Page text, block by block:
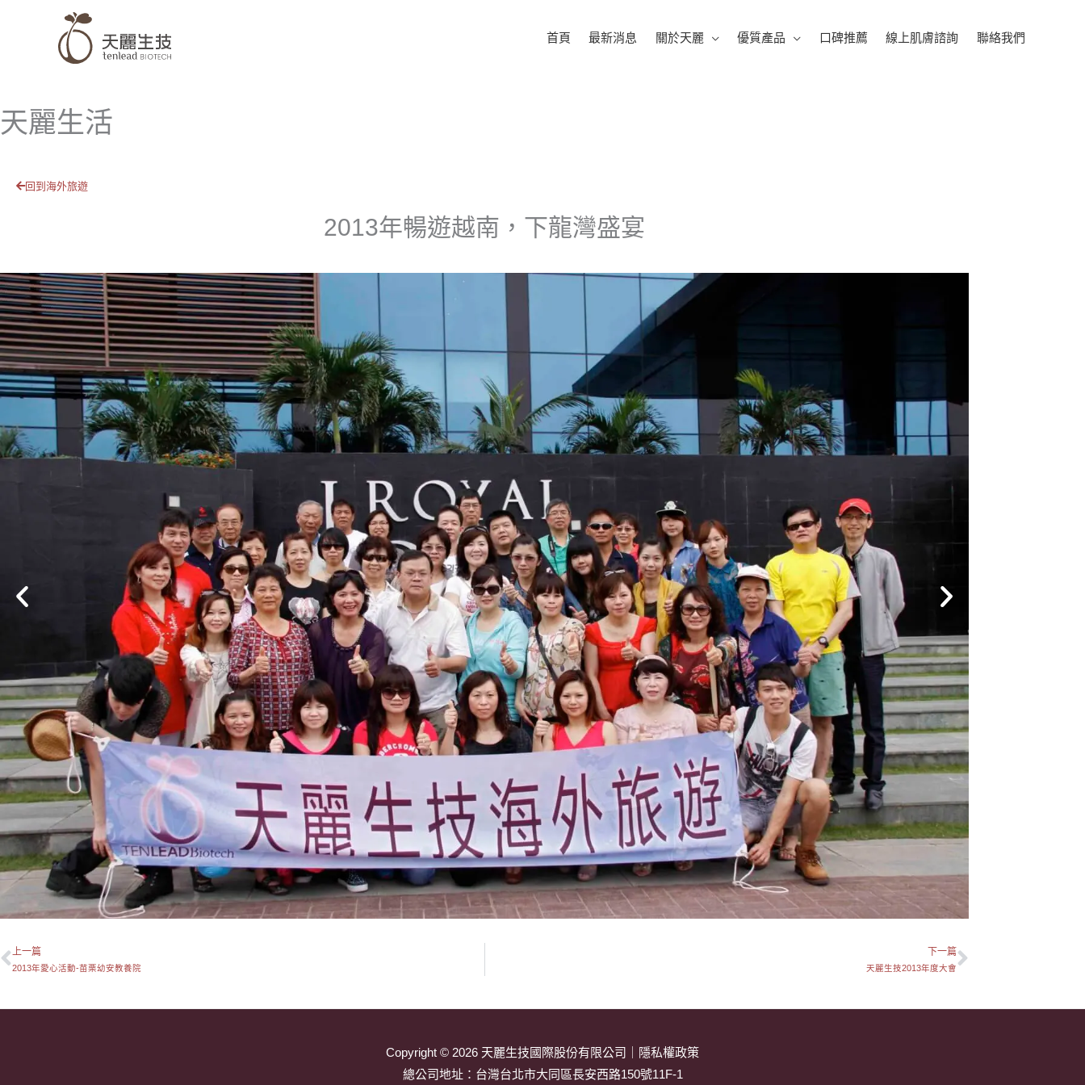
容
首頁 最新消息 關於天麗 優質產品 口碑推薦 線上肌膚諮詢 聯絡我們
天麗生活
回到海外旅遊
2013年暢遊越南，下龍灣盛宴
上一頁
上一篇
2013年愛心活動-苗栗幼安教養院
下一篇
天麗生技2013年度大會 下一篇
Copyright © 2026 天麗生技國際股份有限公司
隱私權政策
總公司地址： 台灣台北市大同區長安西路150號11F-1